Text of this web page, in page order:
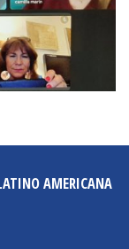
AMERICANA